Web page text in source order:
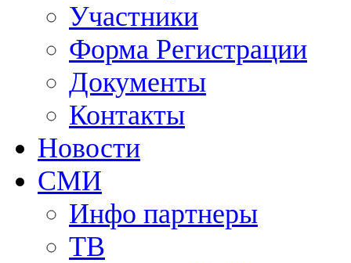
Участники
Форма Регистрации
Документы
Контакты
Новости
СМИ
Инфо партнеры
ТВ